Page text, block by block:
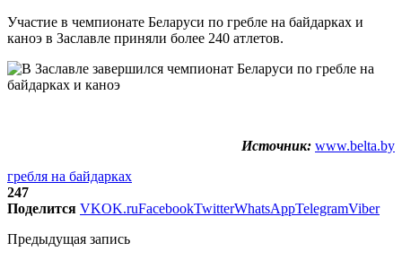
Участие в чемпионате Беларуси по гребле на байдарках и
каноэ в Заславле приняли более 240 атлетов.
Источник: www.belta.by
гребля на байдарках
247
Поделится VKOK.ruFacebookTwitterWhatsAppTelegramViber
Предыдущая запись